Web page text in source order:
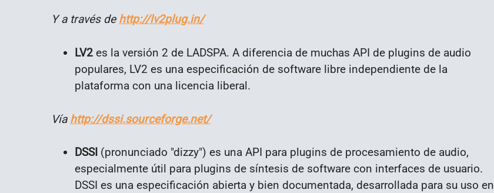
Y a través de http://lv2plug.in/
LV2 es la versión 2 de LADSPA. A diferencia de muchas API de plugins de audio
populares, LV2 es una especificación de software libre independiente de la
plataforma con una licencia liberal.
Vía http://dssi.sourceforge.net/
DSSI (pronunciado "dizzy") es una API para plugins de procesamiento de audio,
especialmente útil para plugins de síntesis de software con interfaces de usuario.
DSSI es una especificación abierta y bien documentada, desarrollada para su uso en